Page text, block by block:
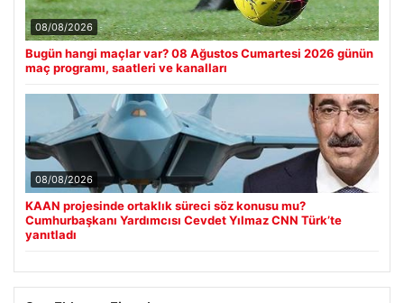
08/08/2026
Bugün hangi maçlar var? 08 Ağustos Cumartesi 2026 günün
maç programı, saatleri ve kanalları
08/08/2026
KAAN projesinde ortaklık süreci söz konusu mu?
Cumhurbaşkanı Yardımcısı Cevdet Yılmaz CNN Türk’te
yanıtladı